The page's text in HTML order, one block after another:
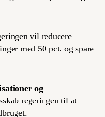
vil reducere
med 50 pct. og spare
og
regeringen til at